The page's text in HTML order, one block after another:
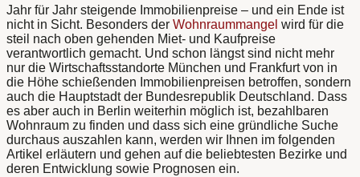
Jahr für Jahr steigende Immobilienpreise – und ein Ende ist
nicht in Sicht. Besonders der Wohnraummangel wird für die
steil nach oben gehenden Miet- und Kaufpreise
verantwortlich gemacht. Und schon längst sind nicht mehr
nur die Wirtschaftsstandorte München und Frankfurt von in
die Höhe schießenden Immobilienpreisen betroffen, sondern
auch die Hauptstadt der Bundesrepublik Deutschland. Dass
es aber auch in Berlin weiterhin möglich ist, bezahlbaren
Wohnraum zu finden und dass sich eine gründliche Suche
durchaus auszahlen kann, werden wir Ihnen im folgenden
Artikel erläutern und gehen auf die beliebtesten Bezirke und
deren Entwicklung sowie Prognosen ein.